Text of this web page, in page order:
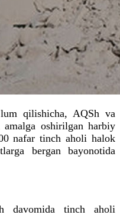
qilishicha, AQSh va
oshirilgan harbiy
nafar tinch aholi halok
bergan bayonotida
davomida tinch aholi